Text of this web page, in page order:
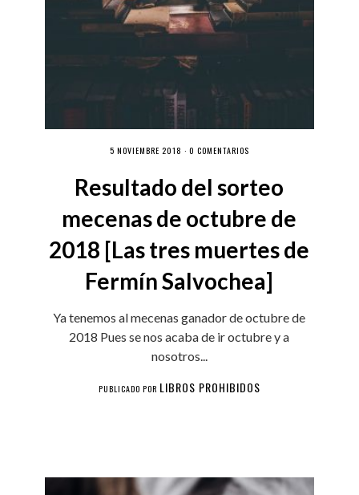
5 NOVIEMBRE 2018 · 0 COMENTARIOS
Resultado del sorteo
mecenas de octubre de
2018 [Las tres muertes de
Fermín Salvochea]
Ya tenemos al mecenas ganador de octubre de
2018 Pues se nos acaba de ir octubre y a
nosotros...
PUBLICADO POR LIBROS PROHIBIDOS